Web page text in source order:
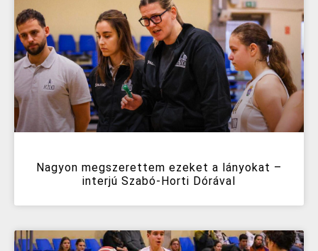
Nagyon megszerettem ezeket a lányokat –
interjú Szabó-Horti Dórával